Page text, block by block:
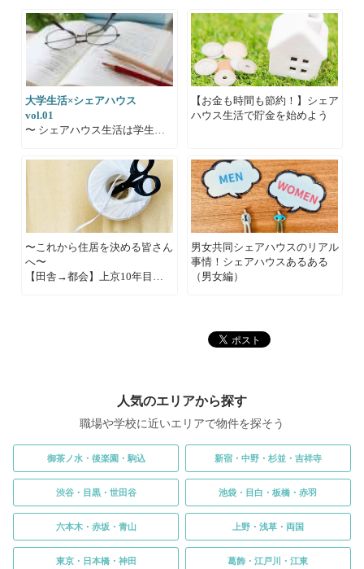
大学生活×シェアハウス
vol.01
〜 シェアハウス生活は学生生
【お金も時間も節約！】シェア
ハウス生活で貯金を始めよう
〜これから住居を決める皆さん
へ〜
【田舎→都会】上京10年目
男女共同シェアハウスのリアル
事情！シェアハウスあるある
（男女編）
人気のエリアから探す
職場や学校に近いエリアで物件を探そう
御茶ノ水・後楽園・駒込 新宿・中野・杉並・吉祥寺
渋谷・目黒・世田谷 池袋・目白・板橋・赤羽
六本木・赤坂・青山 上野・浅草・両国
東京・日本橋・神田 葛飾・江戸川・江東